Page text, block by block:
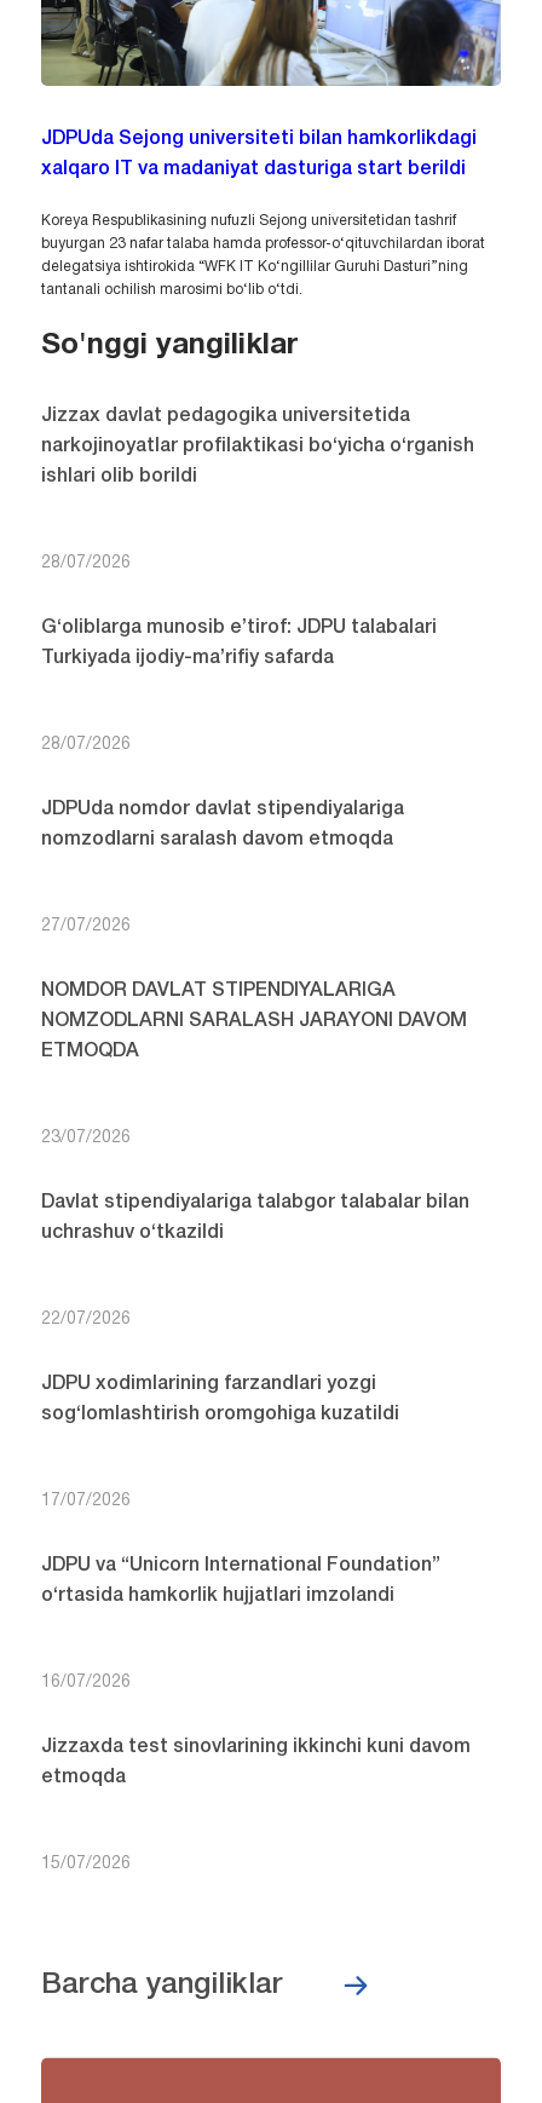
JDPUda Sejong universiteti bilan hamkorlikdagi
xalqaro IT va madaniyat dasturiga start berildi
Koreya Respublikasining nufuzli Sejong universitetidan tashrif
buyurgan 23 nafar talaba hamda professor-o‘qituvchilardan iborat
delegatsiya ishtirokida “WFK IT Ko‘ngillilar Guruhi Dasturi”ning
tantanali ochilish marosimi bo‘lib o‘tdi.
So'nggi yangiliklar
Jizzax davlat pedagogika universitetida
narkojinoyatlar profilaktikasi bo‘yicha o‘rganish
ishlari olib borildi
28/07/2026
G‘oliblarga munosib e’tirof: JDPU talabalari
Turkiyada ijodiy-ma’rifiy safarda
28/07/2026
JDPUda nomdor davlat stipendiyalariga
nomzodlarni saralash davom etmoqda
27/07/2026
NOMDOR DAVLAT STIPENDIYALARIGA
NOMZODLARNI SARALASH JARAYONI DAVOM
ETMOQDA
23/07/2026
Davlat stipendiyalariga talabgor talabalar bilan
uchrashuv o‘tkazildi
22/07/2026
JDPU xodimlarining farzandlari yozgi
sog‘lomlashtirish oromgohiga kuzatildi
17/07/2026
JDPU va “Unicorn International Foundation”
o‘rtasida hamkorlik hujjatlari imzolandi
16/07/2026
Jizzaxda test sinovlarining ikkinchi kuni davom
etmoqda
15/07/2026
Barcha yangiliklar